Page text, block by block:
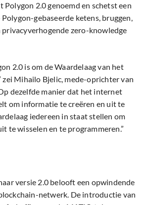
Polygon 2.0 genoemd en schetst een
gebaseerde ketens, bruggen,
zero-knowledge
2.0 is om de Waardelaag van het
zei Mihailo Bjelic, mede-oprichter van
dezelfde manier dat het internet
om informatie te creëren en uit te
iedereen in staat stellen om
te wisselen en te programmeren.”
versie 2.0 belooft een opwindende
netwerk. De introductie van